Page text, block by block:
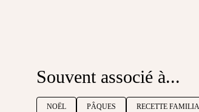
Souvent associé à...
NOËL PÂQUES RECETTE